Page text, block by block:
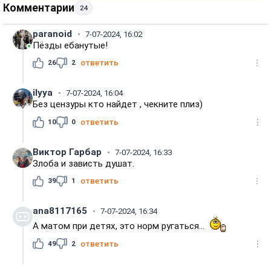
Комментарии 24
paranoid 7-07-2024, 16:02
Пёзды ебанутые!
26 2 ответить
ilyya 7-07-2024, 16:04
Без цензуры кто найдет , чекните плиз)
10 0 ответить
Виктор Гарбар 7-07-2024, 16:33
Злоба и зависть душат.
39 1 ответить
ana8117165 7-07-2024, 16:34
А матом при детях, это норм ругаться...
49 2 ответить